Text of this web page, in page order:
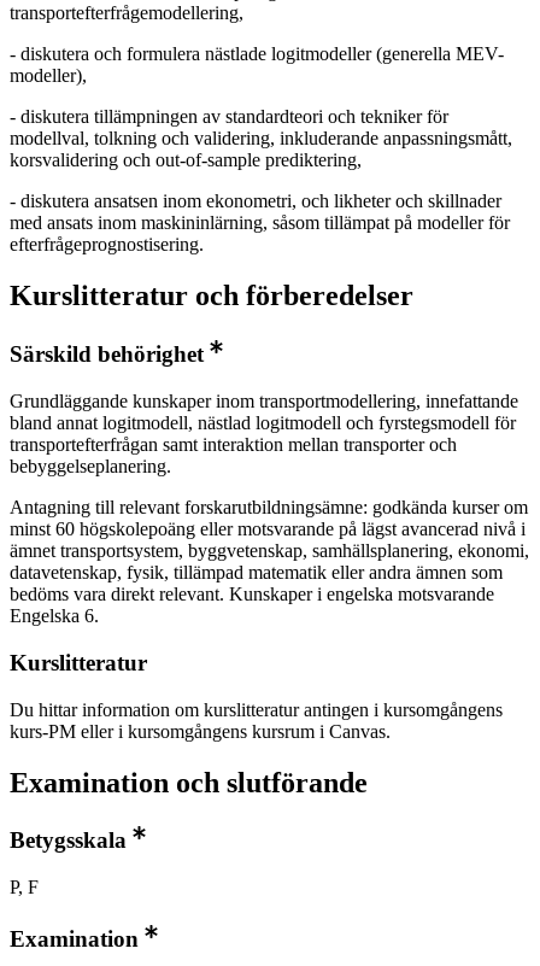
transportefterfrågemodellering,
- diskutera och formulera nästlade logitmodeller (generella MEV-
modeller),
- diskutera tillämpningen av standardteori och tekniker för
modellval, tolkning och validering, inkluderande anpassningsmått,
korsvalidering och out-of-sample prediktering,
- diskutera ansatsen inom ekonometri, och likheter och skillnader
med ansats inom maskininlärning, såsom tillämpat på modeller för
efterfrågeprognostisering.
Kurslitteratur och förberedelser
Särskild behörighet
Grundläggande kunskaper inom transportmodellering, innefattande
bland annat logitmodell, nästlad logitmodell och fyrstegsmodell för
transportefterfrågan samt interaktion mellan transporter och
bebyggelseplanering.
Antagning till relevant forskarutbildningsämne: godkända kurser om
minst 60 högskolepoäng eller motsvarande på lägst avancerad nivå i
ämnet transportsystem, byggvetenskap, samhällsplanering, ekonomi,
datavetenskap, fysik, tillämpad matematik eller andra ämnen som
bedöms vara direkt relevant. Kunskaper i engelska motsvarande
Engelska 6.
Kurslitteratur
Du hittar information om kurslitteratur antingen i kursomgångens
kurs-PM eller i kursomgångens kursrum i Canvas.
Examination och slutförande
Betygsskala
P, F
Examination